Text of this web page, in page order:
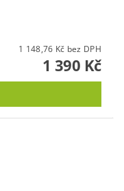
1 148,76 Kč bez DPH
1 390 Kč